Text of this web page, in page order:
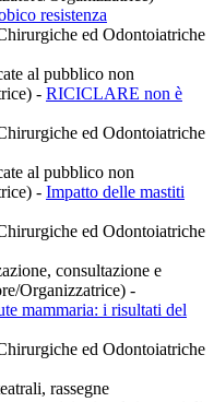
resistenza
ed Odontoiatriche
al pubblico non
- RICICLARE non è
ed Odontoiatriche
al pubblico non
- Impatto delle mastiti
ed Odontoiatriche
consultazione e
Organizzatrice) -
mammaria: i risultati del
ed Odontoiatriche
rassegne